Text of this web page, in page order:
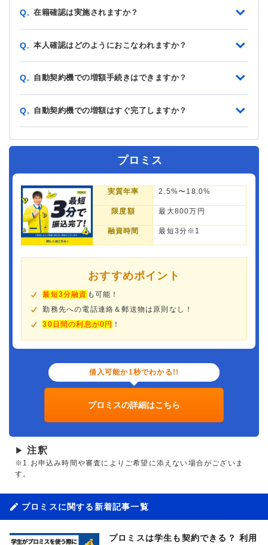
Q. 在籍確認は実施されますか？
Q. 本人確認はどのようにおこなわれますか？
Q. 自動契約機での増額手続きはできますか？
Q. 自動契約機での増額はすぐ完了しますか？
プロミス
実質年率 2.5%〜18.0%
限度額 最大800万円
融資時間 最短3分※1
おすすめポイント
最短3分融資 も可能！
勤務先への電話連絡＆郵送物は原則なし！
30日間の利息が0円 ！
借入可能か1秒でわかる!!
プロミスの詳細はこちら
▶ 注釈
※1.お申込み時間や審査によりご希望に添えない場合がございま
す。
プロミスに関する新着記事一覧
プロミスは学生も契約できる？ 利用